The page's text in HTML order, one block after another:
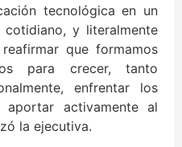
tecnológica en un
cotidiano, y literalmente
que formamos
para crecer, tanto
enfrentar los
activamente al
la ejecutiva.